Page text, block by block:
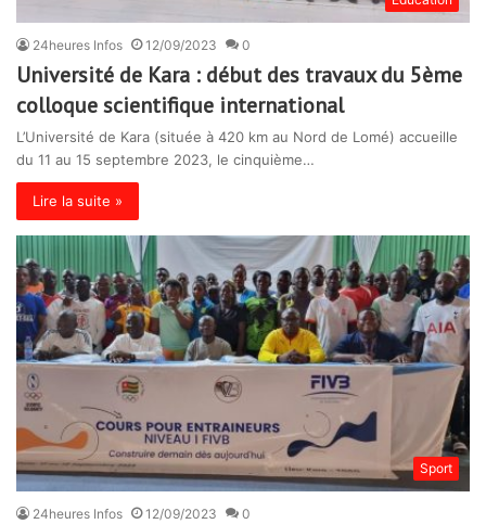
24heures Infos 12/09/2023 0
Université de Kara : début des travaux du 5ème
colloque scientifique international
L’Université de Kara (située à 420 km au Nord de Lomé) accueille
du 11 au 15 septembre 2023, le cinquième…
Lire la suite »
Sport
24heures Infos 12/09/2023 0